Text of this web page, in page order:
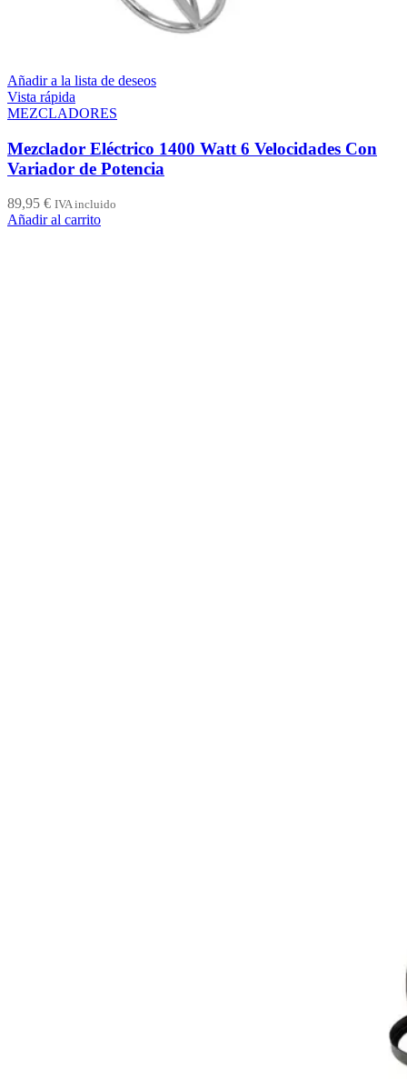
Añadir a la lista de deseos
Vista rápida
MEZCLADORES
Mezclador Eléctrico 1400 Watt 6 Velocidades Con
Variador de Potencia
89,95 € IVA incluido
Añadir al carrito